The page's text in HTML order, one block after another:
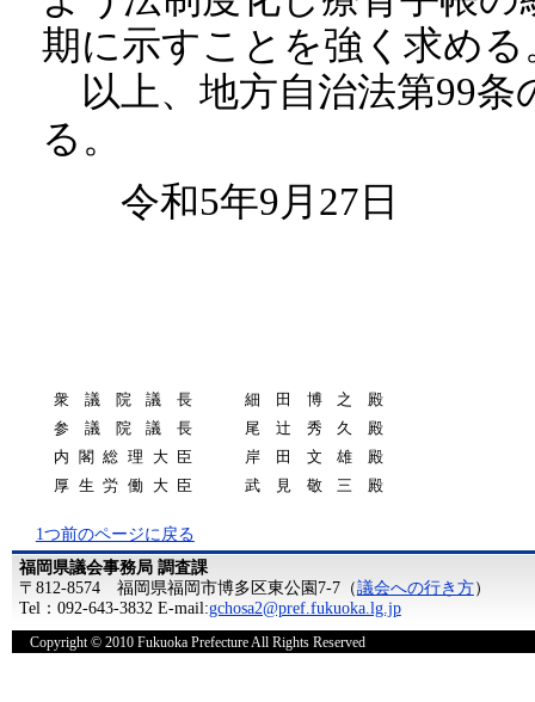
期に示すことを強く求める
以上、地方自治法第99条
る。
令和5年9月27日
衆議院議長
細田博之殿
参議院議長
尾辻秀久殿
内閣総理大臣
岸田文雄殿
厚生労働大臣
武見敬三殿
1つ前のページに戻る
福岡県議会事務局 調査課
〒812-8574 福岡県福岡市博多区東公園7-7（議会への行き方）
Tel：092-643-3832 E-mail:gchosa2@pref.fukuoka.lg.jp
Copyright © 2010 Fukuoka Prefecture All Rights Reserved